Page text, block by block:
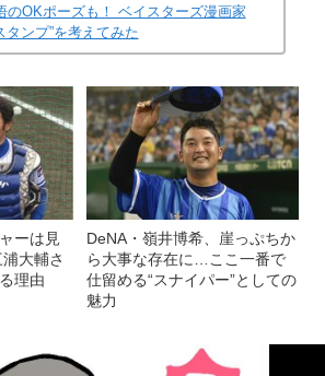
のOKポーズも！ ベイスターズ漫画家
タンプ”を考えてみた
ーは見
大輔さ
理由
DeNA・嶺井博希、崖っぷちか
ら大事な存在に…ここ一番で
仕留める“スナイパー”としての
魅力